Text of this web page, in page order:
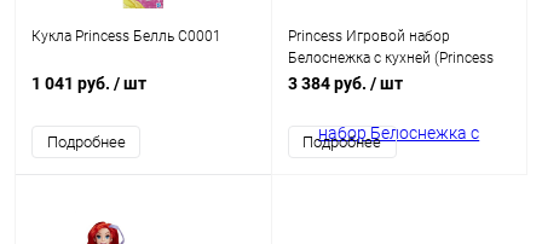
Кукла Princess Белль C0001
1 041 руб. / шт
Подробнее
Princess Игровой набор
Белоснежка с кухней (Princess
Snow White Stir 'n Bake Kitchen)
3 384 руб. / шт
Подробнее